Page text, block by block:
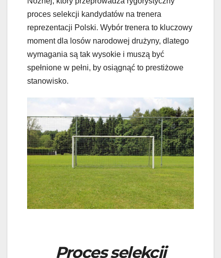
proces selekcji kandydatów na trenera
reprezentacji Polski. Wybór trenera to kluczowy
moment dla losów narodowej drużyny, dlatego
wymagania są tak wysokie i muszą być
spełnione w pełni, by osiągnąć to prestiżowe
stanowisko.
Proces selekcji